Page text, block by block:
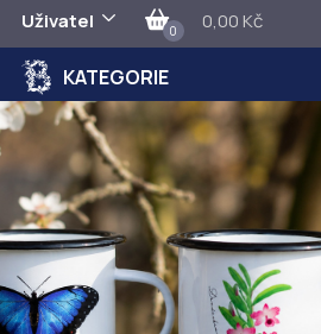
Uživatel 0 0,00 Kč
KATEGORIE